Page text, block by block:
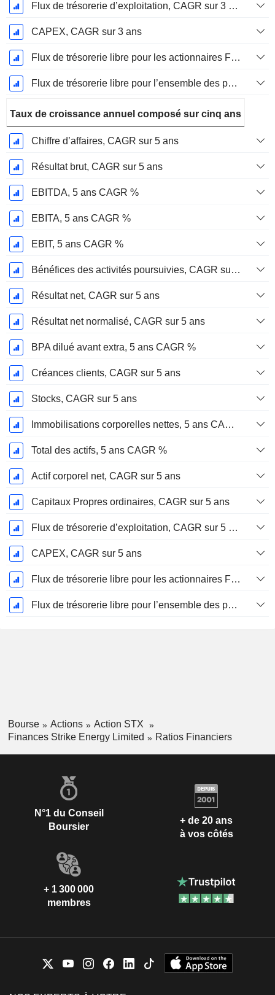
Flux de trésorerie d’exploitation, CAGR sur 3 ans
CAPEX, CAGR sur 3 ans
Flux de trésorerie libre pour les actionnaires FCFE, CAGR sur 3 ans
Flux de trésorerie libre pour l’ensemble des pourvoyeurs de fonds (créanciers et actionnaires) FCFF, CAGR sur 3 ans
Taux de croissance annuel composé sur cinq ans
Chiffre d’affaires, CAGR sur 5 ans
Résultat brut, CAGR sur 5 ans
EBITDA, 5 ans CAGR %
EBITA, 5 ans CAGR %
EBIT, 5 ans CAGR %
Bénéfices des activités poursuivies, CAGR sur 5 ans
Résultat net, CAGR sur 5 ans
Résultat net normalisé, CAGR sur 5 ans
BPA dilué avant extra, 5 ans CAGR %
Créances clients, CAGR sur 5 ans
Stocks, CAGR sur 5 ans
Immobilisations corporelles nettes, 5 ans CAGR %
Total des actifs, 5 ans CAGR %
Actif corporel net, CAGR sur 5 ans
Capitaux Propres ordinaires, CAGR sur 5 ans
Flux de trésorerie d’exploitation, CAGR sur 5 ans
CAPEX, CAGR sur 5 ans
Flux de trésorerie libre pour les actionnaires FCFE, CAGR sur 5 ans
Flux de trésorerie libre pour l’ensemble des pourvoyeurs de fonds (créanciers et actionnaires) FCFF, CAGR sur 5 ans
Bourse Actions
Action STX
Finances Strike Energy Limited
Ratios Financiers
N°1 du Conseil
Boursier
+ de 20 ans
à vos côtés
+ 1 300 000
membres